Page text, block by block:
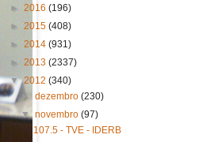
► 2016 (196)
► 2015 (408)
► 2014 (931)
► 2013 (2337)
▼2012 (340)
►dezembro(230)
▼novembro(97)
107.5 - TVE - IDERB